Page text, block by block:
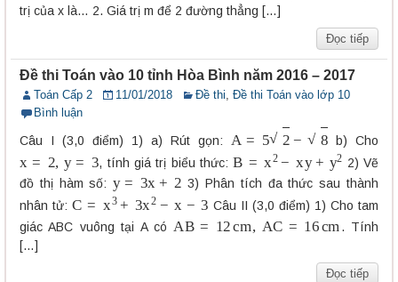
trị của x là… 2. Giá trị m để 2 đường thẳng […]
Đọc tiếp
Đề thi Toán vào 10 tỉnh Hòa Bình năm 2016 – 2017
Toán Cấp 2 11/01/2018 Đề thi Đề thi Toán vào lớp 10
Bình luận
Câu I (3,0 điểm) 1) a) Rút gọn: A 2−8 b) Cho
y , tính giá trị biểu thức:B −x
2) Vẽ
đồ thị hàm số:
3x+
3) Phân tích đa thức sau thành
nhân tử:C +3x 2− x−
Câu II (3,0 điểm) 1) Cho tam
giác ABC vuông tại A có A B= 12cm = 16 m
. Tính
[…]
Đọc tiếp